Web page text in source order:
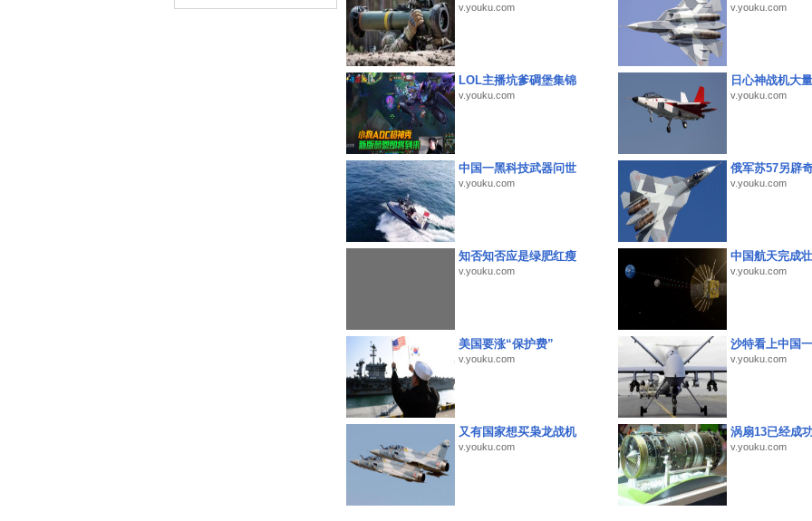
v.youku.com v.youku.com
LOL主播坑爹碉堡集锦
v.youku.com
日心神战机大
v.youku.com
中国一黑科技武器问世
v.youku.com
俄军苏57另辟
v.youku.com
知否知否应是绿肥红瘦
v.youku.com
中国航天完成
v.youku.com
美国要涨“保护费”
v.youku.com
沙特看上中国
v.youku.com
又有国家想买枭龙战机
v.youku.com
涡扇13已经成
v.youku.com